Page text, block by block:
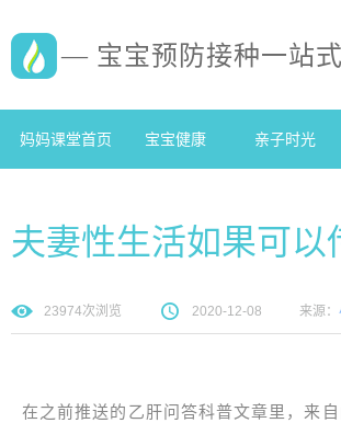
— 宝宝预防接种一站
妈妈课堂首页 宝宝健康 亲子时光
夫妻性生活如果可
23974次浏览 2020-12-08 来源：
在之前推送的乙肝问答科普文章里，来